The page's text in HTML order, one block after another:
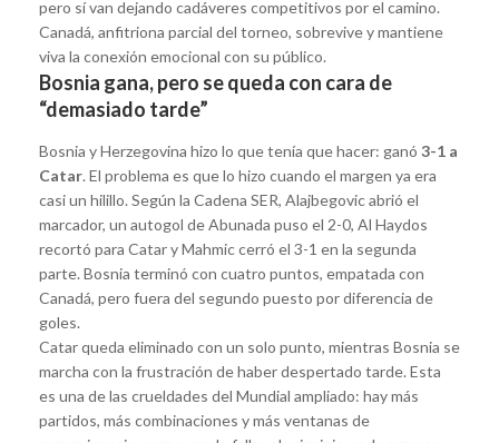
pero sí van dejando cadáveres competitivos por el camino.
Canadá, anfitriona parcial del torneo, sobrevive y mantiene
viva la conexión emocional con su público.
Bosnia gana, pero se queda con cara de
“demasiado tarde”
Bosnia y Herzegovina hizo lo que tenía que hacer: ganó 3-1 a
Catar. El problema es que lo hizo cuando el margen ya era
casi un hilillo. Según la Cadena SER, Alajbegovic abrió el
marcador, un autogol de Abunada puso el 2-0, Al Haydos
recortó para Catar y Mahmic cerró el 3-1 en la segunda
parte. Bosnia terminó con cuatro puntos, empatada con
Canadá, pero fuera del segundo puesto por diferencia de
goles.
Catar queda eliminado con un solo punto, mientras Bosnia se
marcha con la frustración de haber despertado tarde. Esta
es una de las crueldades del Mundial ampliado: hay más
partidos, más combinaciones y más ventanas de